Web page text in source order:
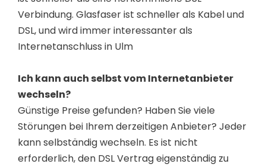
Verbindung. Glasfaser ist schneller als Kabel und
DSL, und wird immer interessanter als
Internetanschluss in Ulm
Ich kann auch selbst vom Internetanbieter
wechseln?
Günstige Preise gefunden? Haben Sie viele
Störungen bei Ihrem derzeitigen Anbieter? Jeder
kann selbständig wechseln. Es ist nicht
erforderlich, den DSL Vertrag eigenständig zu